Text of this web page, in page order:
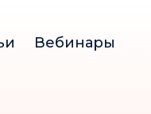
Вебинары